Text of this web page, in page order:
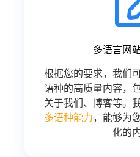
多语言网
根据您的要求，我们
语种的高质量内容，
关于我们、博客等。
多语种能力，能够为
化的